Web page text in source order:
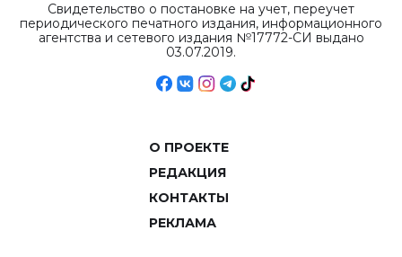
Свидетельство о постановке на учет, переучет
периодического печатного издания, информационного
агентства и сетевого издания №17772-СИ выдано
03.07.2019.
О ПРОЕКТЕ
РЕДАКЦИЯ
КОНТАКТЫ
РЕКЛАМА